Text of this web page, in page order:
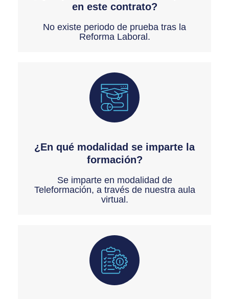
en este contrato?
No existe periodo de prueba tras la
Reforma Laboral.
¿En qué modalidad se imparte la
formación?
Se imparte en modalidad de
Teleformación, a través de nuestra aula
virtual.